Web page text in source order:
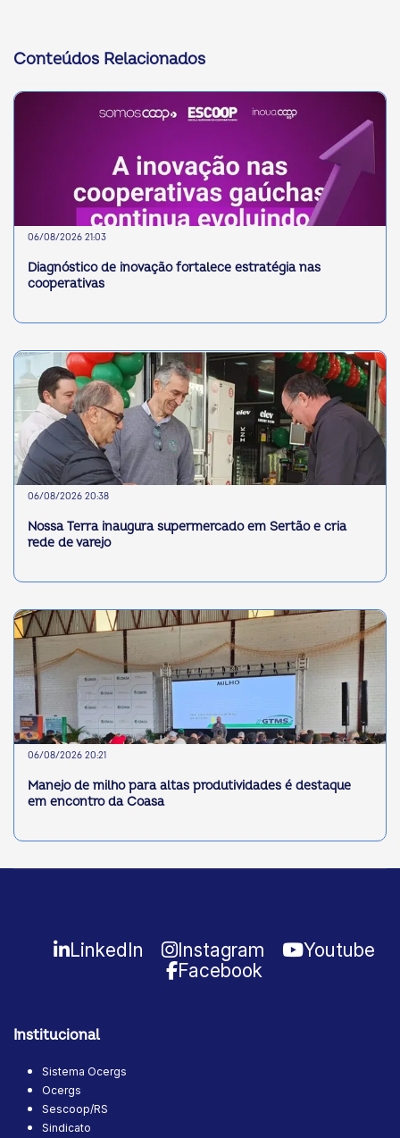
Conteúdos Relacionados
06/08/2026 21:03
Diagnóstico de inovação fortalece estratégia nas
cooperativas
06/08/2026 20:38
Nossa Terra inaugura supermercado em Sertão e cria
rede de varejo
06/08/2026 20:21
Manejo de milho para altas produtividades é destaque
em encontro da Coasa
LinkedIn Instagram
Youtube
Facebook
Institucional
Sistema Ocergs
Ocergs
Sescoop/RS
Sindicato